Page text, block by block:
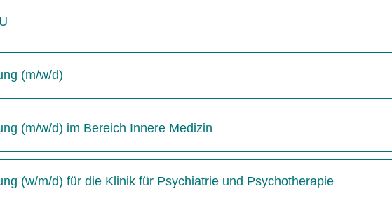
(m/w/d)
(m/w/d) im Bereich Innere Medizin
(w/m/d) für die Klinik für Psychiatrie und Psychotherapie